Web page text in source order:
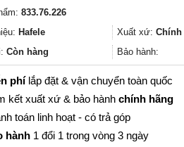
1.628.000₫.là:
833.76.226
Hafele Xuất xứ: Chính
Còn hàng Bảo hành:
phílắp đặt & vận chuyển toàn quốc
kết xuất xứ & bảo hành chính hãng
toán linh hoạt - có trả góp
hành 1 đổi 1 trong vòng 3 ngày